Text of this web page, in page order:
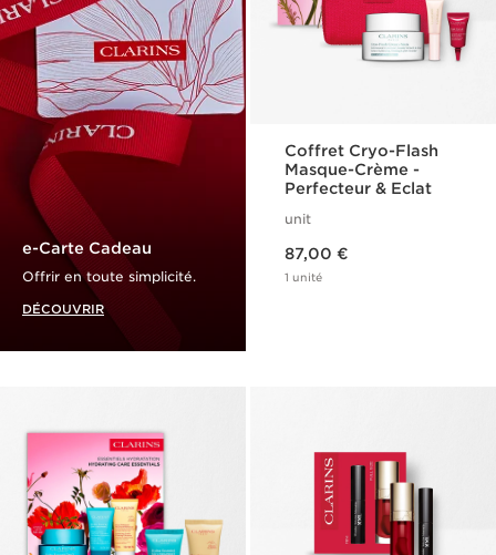
e-Carte Cadeau
Offrir en toute simplicité.
DÉCOUVRIR
Coffret Cryo-Flash
Masque-Crème -
Perfecteur & Eclat
unit
87,00 €
1 unité